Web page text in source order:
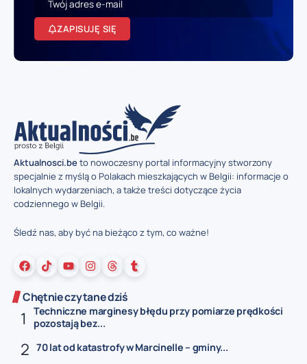
ZAPISUJĘ SIĘ
Aktualnosci.beto nowoczesny portal informacyjny stworzony
specjalnie z myślą o Polakach mieszkających w Belgii: informacje o
lokalnych wydarzeniach, a także treści dotyczące życia
codziennego w Belgii.
Śledź nas, aby być na bieżąco z tym, co ważne!
Chętnie czytane dziś
Techniczne marginesy błędu przy pomiarze prędkości
pozostają bez...
70 lat od katastrofy w Marcinelle – gminy...